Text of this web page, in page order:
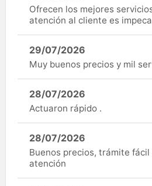
Ofrecen los mejores
atención al cliente es
29/07/2026
Muy buenos precios y mil
28/07/2026
Actuaron rápido .
28/07/2026
Buenos precios, trámite fácil
atención